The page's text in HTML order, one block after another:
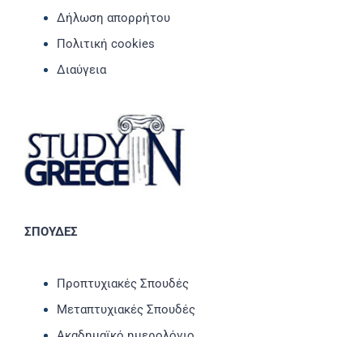
Δήλωση απορρήτου
Πολιτική cookies
Διαύγεια
ΣΠΟΥΔΕΣ
Προπτυχιακές Σπουδές
Μεταπτυχιακές Σπουδές